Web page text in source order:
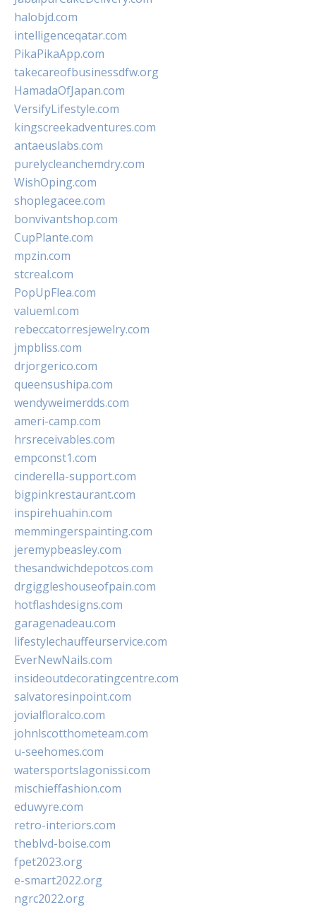
halobjd.com
intelligenceqatar.com
PikaPikaApp.com
takecareofbusinessdfw.org
HamadaOfJapan.com
VersifyLifestyle.com
kingscreekadventures.com
antaeuslabs.com
purelycleanchemdry.com
WishOping.com
shoplegacee.com
bonvivantshop.com
CupPlante.com
mpzin.com
stcreal.com
PopUpFlea.com
valueml.com
rebeccatorresjewelry.com
jmpbliss.com
drjorgerico.com
queensushipa.com
wendyweimerdds.com
ameri-camp.com
hrsreceivables.com
empconst1.com
cinderella-support.com
bigpinkrestaurant.com
inspirehuahin.com
memmingerspainting.com
jeremypbeasley.com
thesandwichdepotcos.com
drgiggleshouseofpain.com
hotflashdesigns.com
garagenadeau.com
lifestylechauffeurservice.com
EverNewNails.com
insideoutdecoratingcentre.com
salvatoresinpoint.com
jovialfloralco.com
johnlscotthometeam.com
u-seehomes.com
watersportslagonissi.com
mischieffashion.com
eduwyre.com
retro-interiors.com
theblvd-boise.com
fpet2023.org
e-smart2022.org
ngrc2022.org